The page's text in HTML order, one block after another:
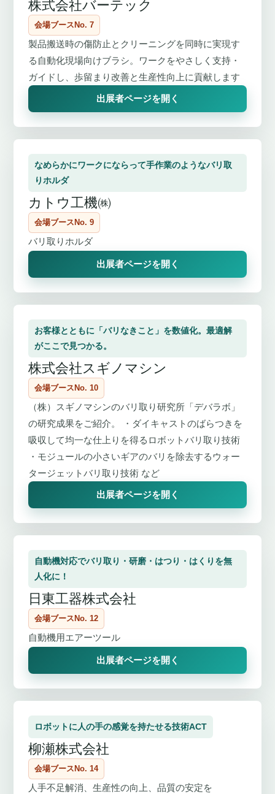
株式会社バーテック
会場ブースNo. 7
製品搬送時の傷防止とクリーニングを同時に実現す
る自動化現場向けブラシ。ワークをやさしく支持・
ガイドし、歩留まり改善と生産性向上に貢献します
出展者ページを開く
なめらかにワークにならって手作業のようなバリ取
りホルダ
カトウ工機㈱
会場ブースNo. 9
バリ取りホルダ
出展者ページを開く
お客様とともに「バリなきこと」を数値化。最適解
がここで見つかる。
株式会社スギノマシン
会場ブースNo. 10
（株）スギノマシンのバリ取り研究所「デバラボ」
の研究成果をご紹介。 ・ダイキャストのばらつきを
吸収して均一な仕上りを得るロボットバリ取り技術
・モジュールの小さいギアのバリを除去するウォー
タージェットバリ取り技術 など
出展者ページを開く
自動機対応でバリ取り・研磨・はつり・はくりを無
人化に！
日東工器株式会社
会場ブースNo. 12
自動機用エアーツール
出展者ページを開く
ロボットに人の手の感覚を持たせる技術ACT
柳瀬株式会社
会場ブースNo. 14
人手不足解消、生産性の向上、品質の安定を